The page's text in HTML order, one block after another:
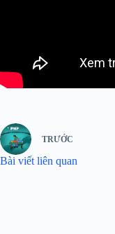
TRƯỚC
Bài viết liên quan